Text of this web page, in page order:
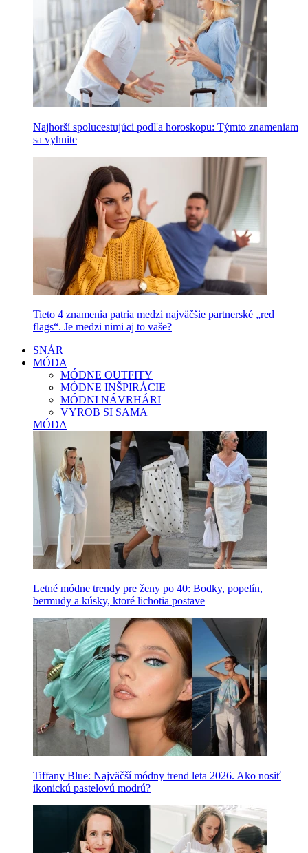
Najhorší spolucestujúci podľa horoskopu: Týmto znameniam
sa vyhnite
Tieto 4 znamenia patria medzi najväčšie partnerské „red
flags“. Je medzi nimi aj to vaše?
SNÁR
MÓDA
MÓDNE OUTFITY
MÓDNE INŠPIRÁCIE
MÓDNI NÁVRHÁRI
VYROB SI SAMA
MÓDA
Letné módne trendy pre ženy po 40: Bodky, popelín,
bermudy a kúsky, ktoré lichotia postave
Tiffany Blue: Najväčší módny trend leta 2026. Ako nosiť
ikonickú pastelovú modrú?